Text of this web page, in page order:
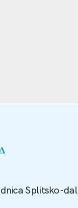
Splitsko-